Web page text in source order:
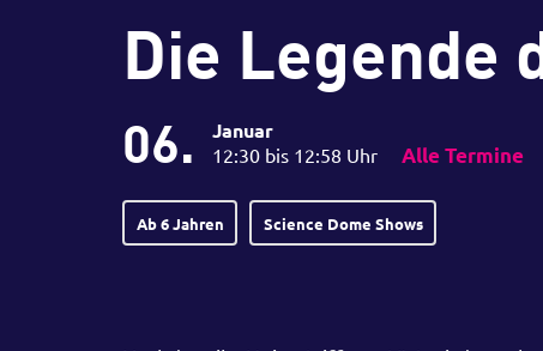
Die Legende
06. Januar
12:30 bis 12:58 Uhr Alle Termine
Ab 6 Jahren Science Dome Shows